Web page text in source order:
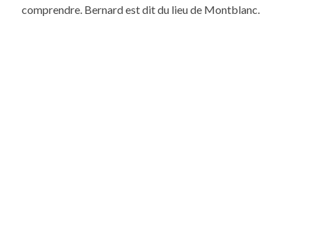
comprendre. Bernard est dit du lieu de Montblanc.